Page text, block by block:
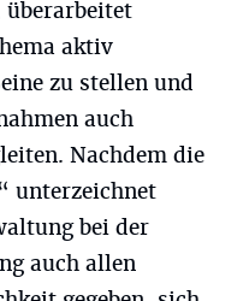
überarbeitet
aktiv
zu stellen und
auch
Nachdem die
unterzeichnet
bei der
auch allen